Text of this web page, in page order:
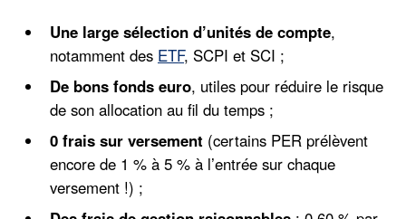
Une large sélection d’unités de compte,
notamment des ETF, SCPI et SCI ;
De bons fonds euro, utiles pour réduire le risque
de son allocation au fil du temps ;
0 frais sur versement (certains PER prélèvent
encore de 1 % à 5 % à l’entrée sur chaque
versement !) ;